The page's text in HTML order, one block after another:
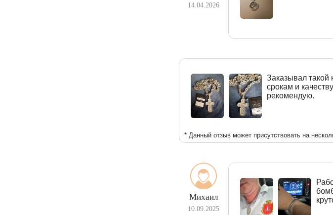
14.04.2026
Заказывал такой
срокам и
рекомендую.
* Данный отзыв может присутствовать на
Михаил
10.09.2025